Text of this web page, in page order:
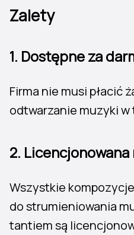
Zalety
1. Dostępne za
Firma nie musi płacić
odtwarzanie muzyki
2. Licencjonowana
Wszystkie
do strumieniowania
tantiem są